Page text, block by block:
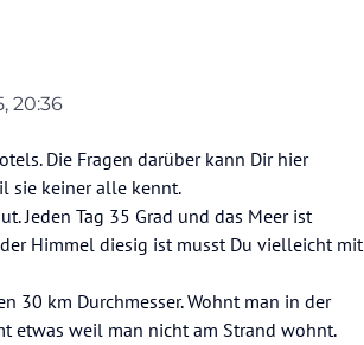
20:36
HolidayCheck
Die Fragen darüber kann Dir hier
sie keiner alle kennt.
Jeden Tag 35 Grad und das Meer ist
Himmel diesig ist musst Du vielleicht mit
30 km Durchmesser. Wohnt man in der
etwas weil man nicht am Strand wohnt.